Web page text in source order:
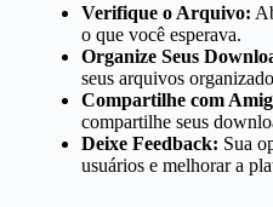
Verifique o Arquivo:
o que você esperava.
Organize Seus
seus arquivos
Compartilhe com
compartilhe seus
Deixe Feedback: Sua
usuários e melhorar a